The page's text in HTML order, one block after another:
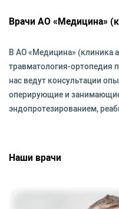
Врачи АО «Медицина»
В АО «Медицина» (клиника
травматология-ортопедия
нас ведут консультации
оперирующие и
эндопротезированием,
Наши врачи